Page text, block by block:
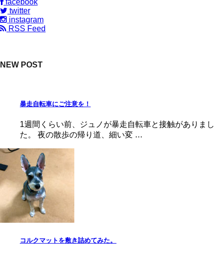
twitter
instagram
RSS Feed
NEW POST
暴走自転車にご注意を！
1週間くらい前、ジュノが暴走自転車と接触がありまし
た。 夜の散歩の帰り道、細い変 …
コルクマットを敷き詰めてみた。